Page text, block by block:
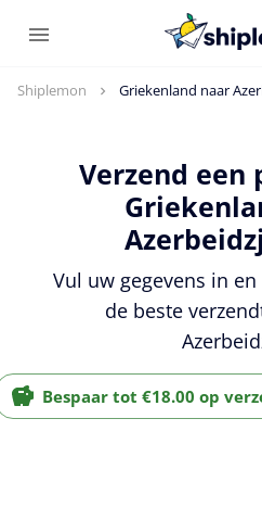
Shiplemon Griekenland naar
Verzend een
Vul uw gegevens in
de beste
Bespaar tot €18.00 op